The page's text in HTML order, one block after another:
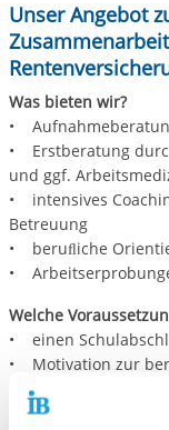
Unser Angebot
Was bieten wir?
•
• Erstberatung
und ggf.
• intensives
Betreuung
• beruﬂiche
•
Welche
• einen
• Motivation zur
• deutsche